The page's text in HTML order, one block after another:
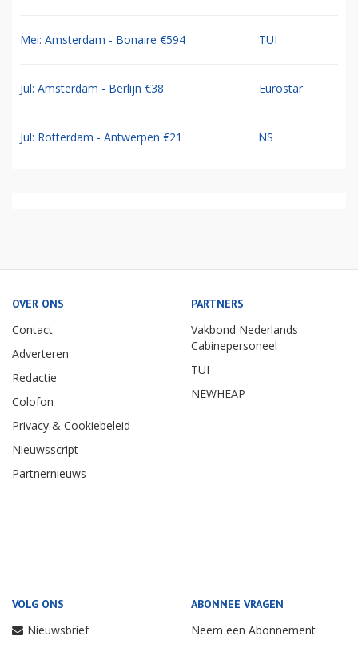
Mei: Amsterdam - Bonaire €594 TUI
Jul: Amsterdam - Berlijn €38 Eurostar
Jul: Rotterdam - Antwerpen €21 NS
OVER ONS
Contact
Adverteren
Redactie
Colofon
Privacy & Cookiebeleid
Nieuwsscript
Partnernieuws
PARTNERS
Vakbond Nederlands
Cabinepersoneel
TUI
NEWHEAP
VOLG ONS
Nieuwsbrief
ABONNEE VRAGEN
Neem een Abonnement